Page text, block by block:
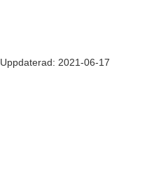
Uppdaterad: 2021-06-17